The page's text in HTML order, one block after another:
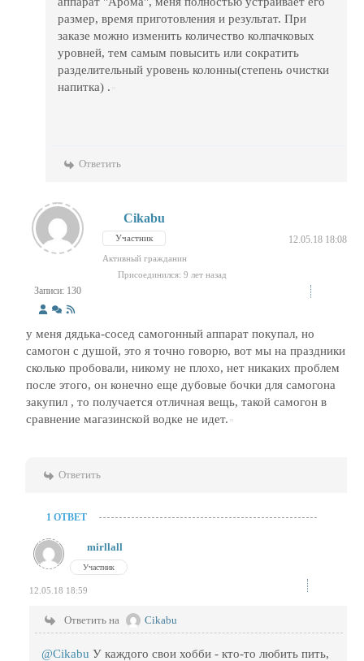
размер, время приготовления и результат. При
заказе можно изменить количество колпачковых
уровней, тем самым повысить или сократить
разделительный уровень колонны(степень очистки
напитка) .
Ответить
Записи: 130
Cikabu
Участник 12.05.18 18:08
Активный гражданин
Присоединился: 9 лет назад
у меня дядька-сосед самогонный аппарат покупал, но
самогон с душой, это я точно говорю, вот мы на праздники
сколько пробовали, никому не плохо, нет никаких проблем
после этого, он конечно еще дубовые бочки для самогона
закупил , то получается отличная вещь, такой самогон в
сравнение магазинской водке не идет.
Ответить
1 ОТВЕТ
mirllall
Участник
12.05.18 18:59
Ответить на Cikabu
@Cikabu У каждого свои хобби - кто-то любить пить,